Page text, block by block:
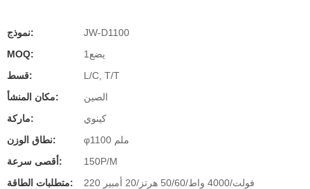
نموذج:
JW-D1100
MOQ:
يضع1
قسط:
L/C, T/T
مكان المنشأ:
الصين
ماركة:
كينوي
نطاق الوزن:
φ1100 ملم
أقصى سرعة:
150P/M
متطلبات الطاقة:
220 فولت/4000 واط/50/60 هرتز/20 أمبير